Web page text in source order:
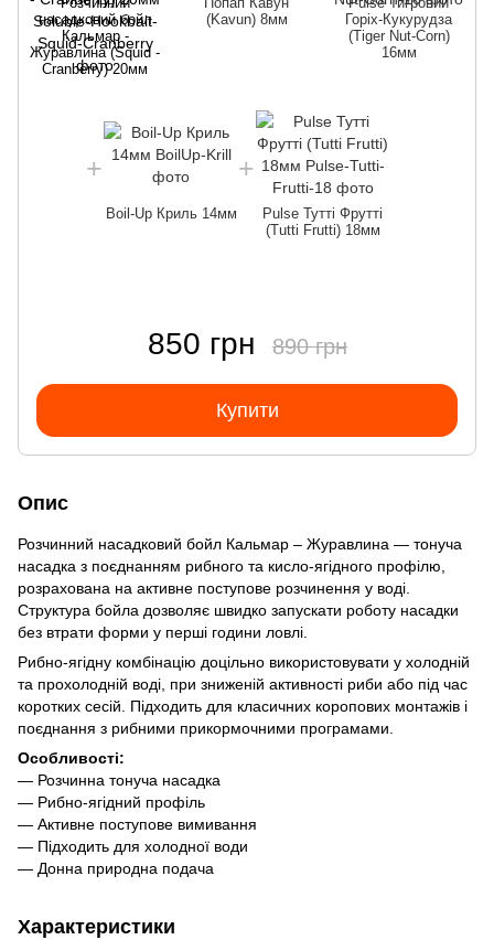
насадковий бойл
Кальмар -
Журавлина (Squid -
Cranberry) 20мм
(Kavun) 8мм
Горіх-Кукурудза
(Tiger Nut-Corn)
16мм
Boil-Up Криль 14мм
Pulse Тутті Фрутті
(Tutti Frutti) 18мм
850 грн 890 грн
Купити
Опис
Розчинний насадковий бойл Кальмар – Журавлина — тонуча
насадка з поєднанням рибного та кисло-ягідного профілю,
розрахована на активне поступове розчинення у воді.
Структура бойла дозволяє швидко запускати роботу насадки
без втрати форми у перші години ловлі.
Рибно-ягідну комбінацію доцільно використовувати у холодній
та прохолодній воді, при зниженій активності риби або під час
коротких сесій. Підходить для класичних коропових монтажів і
поєднання з рибними прикормочними програмами.
Особливості:
— Розчинна тонуча насадка
— Рибно-ягідний профіль
— Активне поступове вимивання
— Підходить для холодної води
— Донна природна подача
Характеристики